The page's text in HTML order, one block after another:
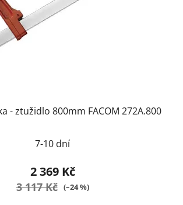
- ztužidlo 800mm FACOM 272A.800
7-10 dní
2 369 Kč
3 117 Kč (–24 %)